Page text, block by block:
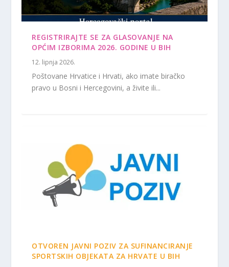
REGISTRIRAJTE SE ZA GLASOVANJE NA
OPĆIM IZBORIMA 2026. GODINE U BIH
12. lipnja 2026.
Poštovane Hrvatice i Hrvati, ako imate biračko
pravo u Bosni i Hercegovini, a živite ili...
OTVOREN JAVNI POZIV ZA SUFINANCIRANJE
SPORTSKIH OBJEKATA ZA HRVATE U BIH